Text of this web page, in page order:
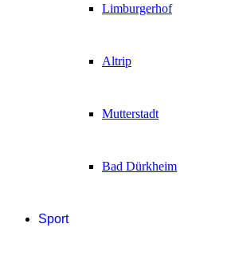
Limburgerhof
Altrip
Mutterstadt
Bad Dürkheim
Sport